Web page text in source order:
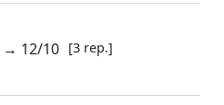
→ 12/10 [3 rep.]